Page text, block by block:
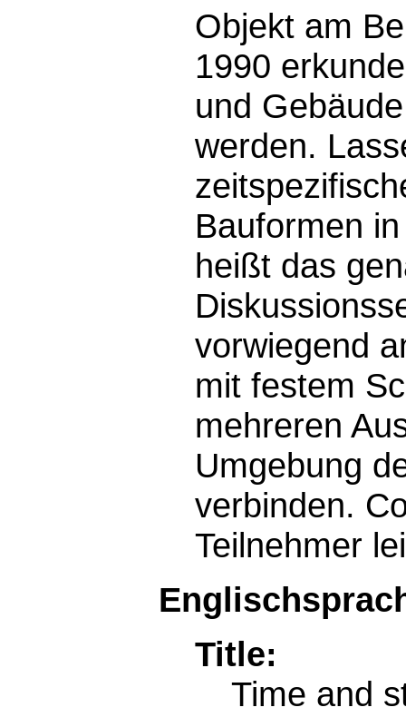
Objekt am
1990
und
werden.
Bauformen
heißt das
vorwiegend
mit festem
mehreren
Umgebung
verbinden.
Teilnehmer
Title:
Time and